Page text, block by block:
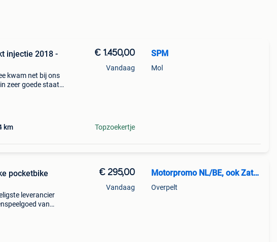
injectie 2018 -
kwam net bij ons
zeer goede staat
km
€ 1.450,00
Vandaag
Topzoekertje
SPM
Mol
pocketbike
leverancier
van
€ 295,00
Vandaag
Motorpromo NL/BE, ook Zaterdag
Overpelt